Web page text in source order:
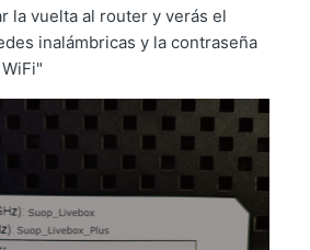
la vuelta al router y verás el
inalámbricas y la contraseña